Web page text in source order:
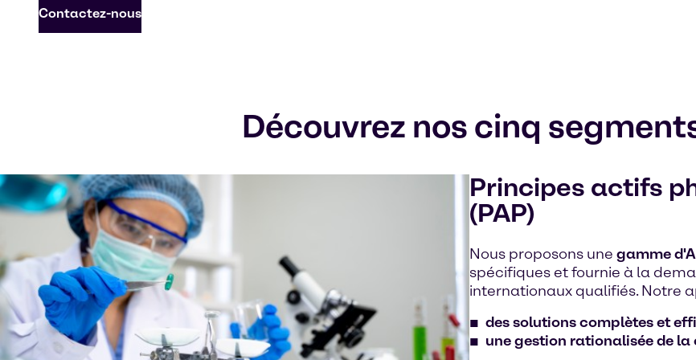
Contactez-nous
Découvrez nos cinq
Principes actifs
(PAP)
Nous proposons une gamme
spécifiques et fournie à la
internationaux qualifiés. Notre
des solutions complètes et
une gestion rationalisée de